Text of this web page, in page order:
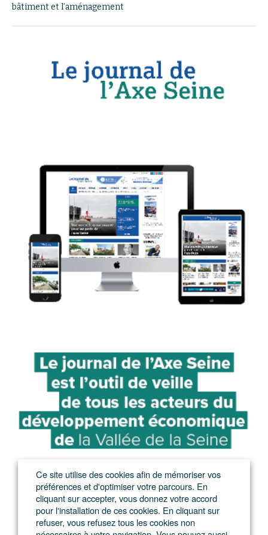
bâtiment et l’aménagement
Ce site utilise des cookies afin de mémoriser vos
préférences et d'optimiser votre parcours. En
cliquant sur accepter, vous donnez votre accord
pour l'installation de ces cookies. En cliquant sur
refuser, vous refusez tous les cookies non